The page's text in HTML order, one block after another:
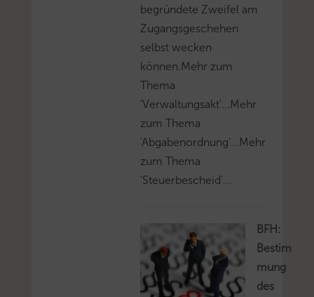
begründete Zweifel am
Zugangsgeschehen
selbst wecken
können.Mehr zum
Thema
'Verwaltungsakt'...Mehr
zum Thema
'Abgabenordnung'...Mehr
zum Thema
'Steuerbescheid'...
BFH:
Bestim
mung
des